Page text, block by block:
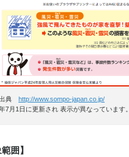
典 http://www.sompo-japan.co.jp/
7月1日に更新され 表示が異なっています。
囲】